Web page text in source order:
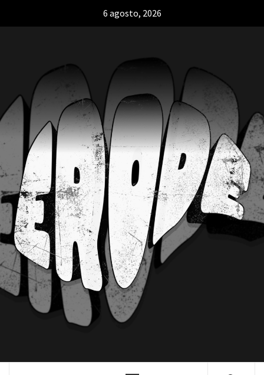
6 agosto, 2026